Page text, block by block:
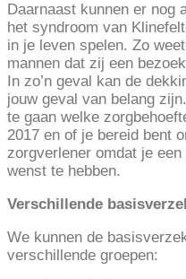
Daarnaast kunnen er nog
het syndroom van
in je leven spelen. Zo
mannen dat zij een
In zo’n geval kan de
jouw geval van belang
te gaan welke
2017 en of je bereid bent
zorgverlener omdat je
wenst te hebben.
Verschillende
We kunnen de
verschillende groepen: